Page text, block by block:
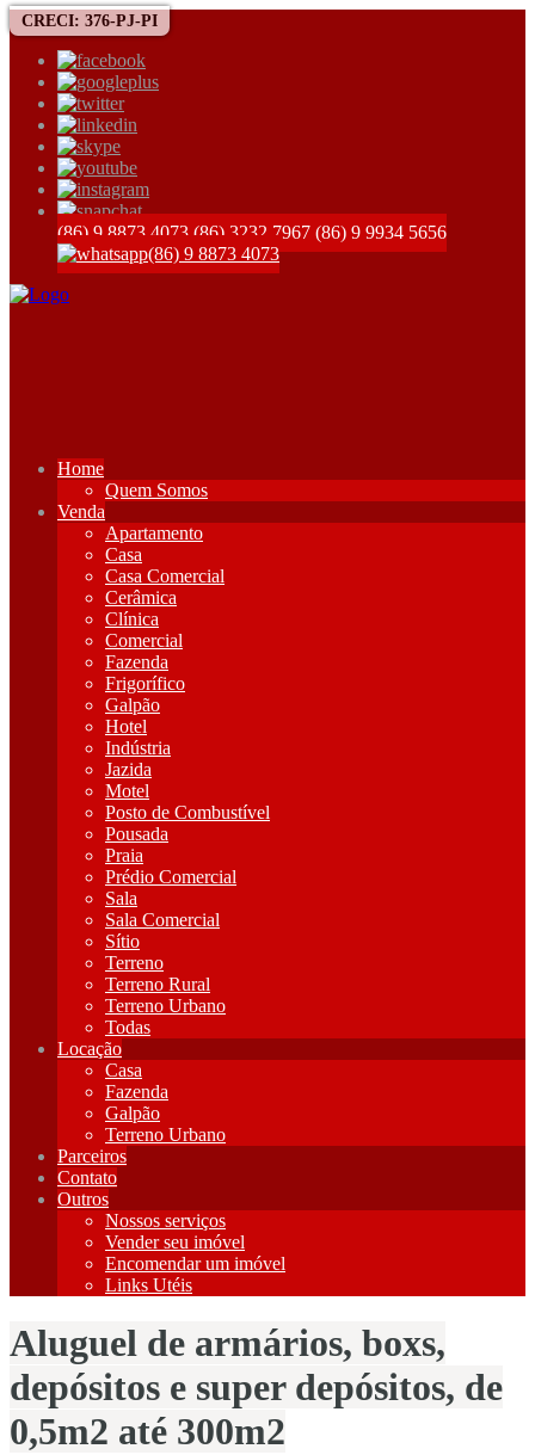
CRECI: 376-PJ-PI
(86) 9 8873 4073 (86) 3232 7967 (86) 9 9934 5656
(86) 9 8873 4073
Home
Quem Somos
Venda
Apartamento
Casa
Casa Comercial
Cerâmica
Clínica
Comercial
Fazenda
Frigorífico
Galpão
Hotel
Indústria
Jazida
Motel
Posto de Combustível
Pousada
Praia
Prédio Comercial
Sala
Sala Comercial
Sítio
Terreno
Terreno Rural
Terreno Urbano
Todas
Locação
Casa
Fazenda
Galpão
Terreno Urbano
Parceiros
Contato
Outros
Nossos serviços
Vender seu imóvel
Encomendar um imóvel
Links Utéis
Aluguel de armários, boxs,
depósitos e super depósitos, de
0,5m2 até 300m2